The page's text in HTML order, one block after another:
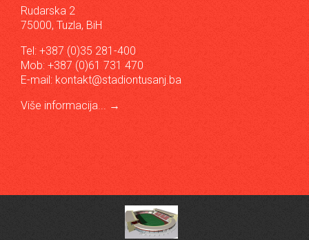
Rudarska 2
75000, Tuzla, BiH
Tel: +387 (0)35 281-400
Mob: +387 (0)61 731 470
E-mail: kontakt@stadiontusanj.ba
Više informacija... →